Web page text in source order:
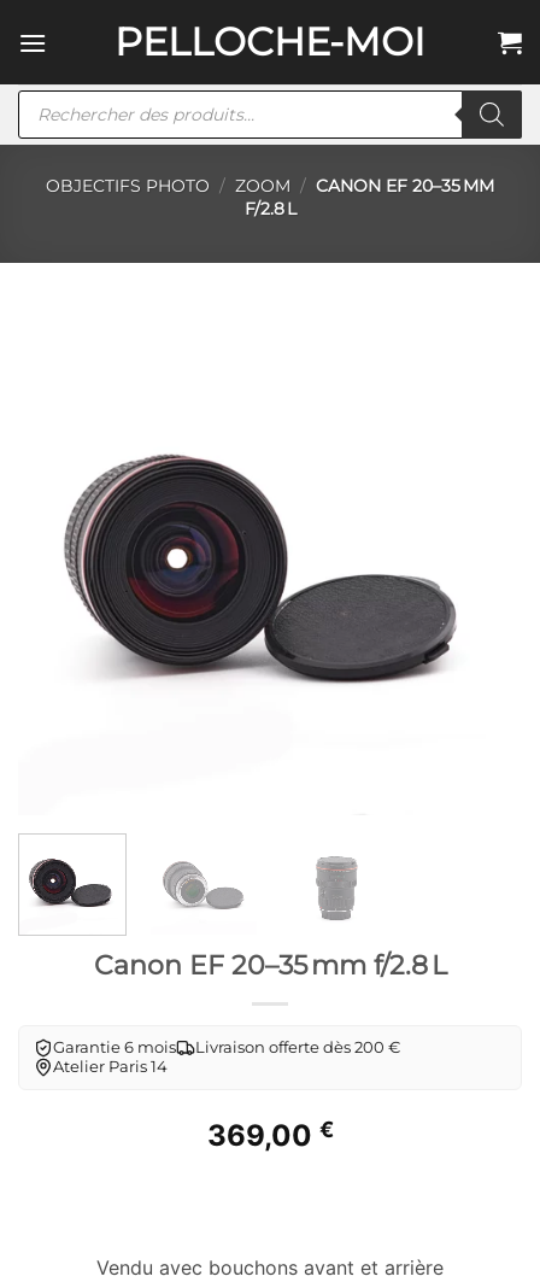
au
PELLOCHE-MOI
Recherche
OBJECTIFS PHOTO / ZOOM / CANON EF 20–35 MM
F/2.8 L
Canon EF 20–35 mm f/2.8 L
Garantie 6 mois
Livraison offerte dès 200 €
Atelier Paris 14
369,00 €
Vendu avec bouchons avant et arrière